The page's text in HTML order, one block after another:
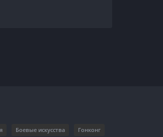
Боевые искусства Гонконг